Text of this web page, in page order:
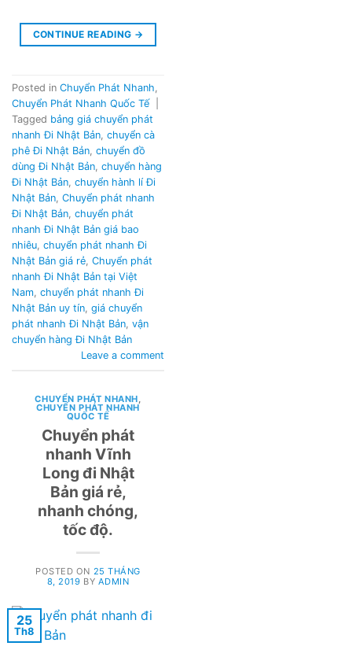
CONTINUE READING →
Posted in Chuyển Phát Nhanh,
Chuyển Phát Nhanh Quốc Tế
Tagged bảng giá chuyển phát
nhanh Đi Nhật Bản, chuyển cà
phê Đi Nhật Bản, chuyển đồ
dùng Đi Nhật Bản, chuyển hàng
Đi Nhật Bản, chuyển hành lí Đi
Nhật Bản, Chuyển phát nhanh
Đi Nhật Bản, chuyển phát
nhanh Đi Nhật Bản giá bao
nhiêu, chuyển phát nhanh Đi
Nhật Bản giá rẻ, Chuyển phát
nhanh Đi Nhật Bản tại Việt
Nam, chuyển phát nhanh Đi
Nhật Bản uy tín, giá chuyển
phát nhanh Đi Nhật Bản, vận
chuyển hàng Đi Nhật Bản
Leave a comment
CHUYỂN PHÁT NHANH,
CHUYỂN PHÁT NHANH
QUỐC TẾ
Chuyển phát
nhanh Vĩnh
Long đi Nhật
Bản giá rẻ,
nhanh chóng,
tốc độ.
POSTED ON 25 THÁNG
8, 2019 BY ADMIN
25
Th8